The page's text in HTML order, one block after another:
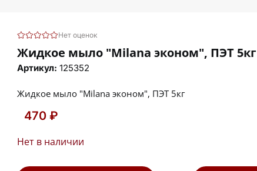
Нет оценок
Жидкое мыло "Milana эконом", ПЭТ 5кг
Артикул: 125352
Жидкое мыло "Milana эконом", ПЭТ 5кг
470 ₽
Нет в наличии